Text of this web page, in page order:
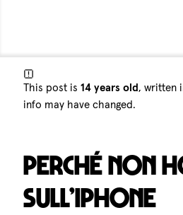
This post is14 years old, written
info may have changed.
Perché non
sull’iPhone